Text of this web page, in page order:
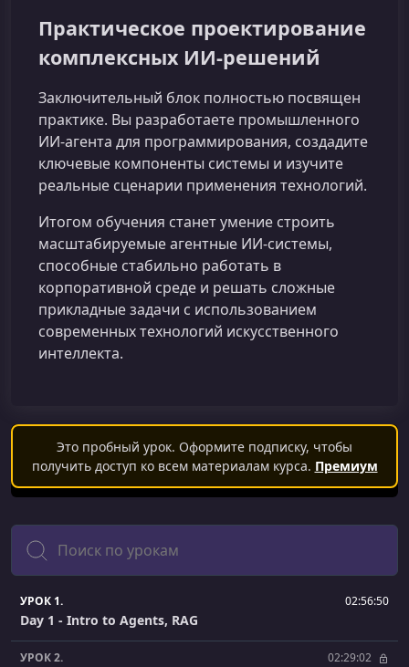
Практическое проектирование
комплексных ИИ‑решений
Заключительный блок полностью посвящен
практике. Вы разработаете промышленного
ИИ‑агента для программирования, создадите
ключевые компоненты системы и изучите
реальные сценарии применения технологий.
Итогом обучения станет умение строить
масштабируемые агентные ИИ‑системы,
способные стабильно работать в
корпоративной среде и решать сложные
прикладные задачи с использованием
современных технологий искусственного
интеллекта.
Это пробный урок. Оформите подписку, чтобы
получить доступ ко всем материалам курса. Премиум
Поиск
УРОК 1. 02:56:50
Day 1 - Intro to Agents, RAG
УРОК 2. 02:29:02